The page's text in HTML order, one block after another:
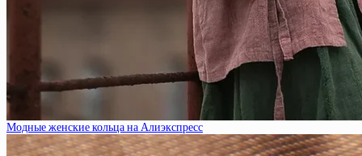
Модные женские кольца на Алиэкспресс